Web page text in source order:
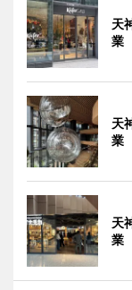
天
業
天
業
天
業